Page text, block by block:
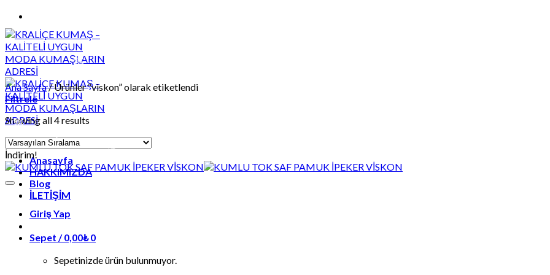
Skip
to
content
Anasayfa
HAKKIMIZDA
Blog
İLETİŞİM
Giriş Yap
Sepet /0,00₺ 0
Sepetinizde ürün bulunmuyor.
Ana Sayfa/Ürünler “viskon” olarak etiketlendi
Filtrele
Showing all 4 results
İndirim!